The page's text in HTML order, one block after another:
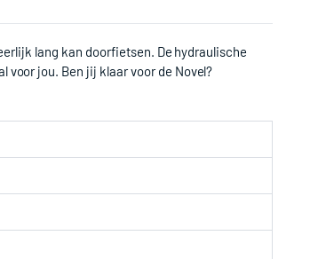
lang kan doorfietsen. De hydraulische
jou. Ben jij klaar voor de Novel?